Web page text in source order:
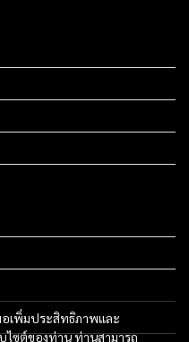
อเพิ่มประสิทธิภาพและ
ไซต์ของท่าน ท่านสามารถ